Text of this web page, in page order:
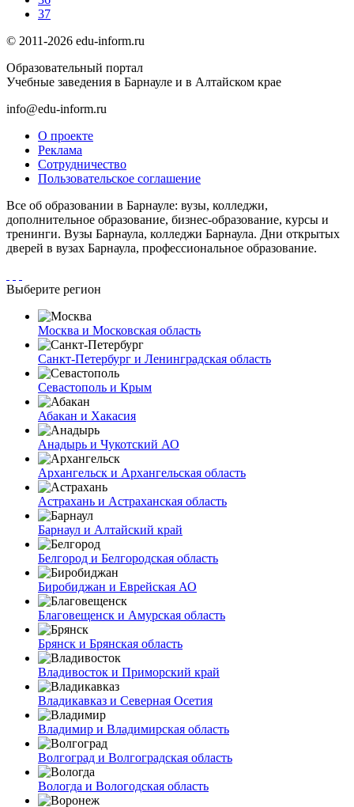
37
© 2011-2026 edu-inform.ru
Образовательный портал
Учебные заведения в Барнауле и в Алтайском крае
info@edu-inform.ru
О проекте
Реклама
Сотрудничество
Пользовательское соглашение
Все об образовании в Барнауле: вузы, колледжи,
дополнительное образование, бизнес-образование, курсы и
тренинги. Вузы Барнаула, колледжи Барнаула. Дни открытых
дверей в вузах Барнаула, профессиональное образование.
Выберите регион
Москва и Московская область
Санкт-Петербург и Ленинградская область
Севастополь и Крым
Абакан и Хакасия
Анадырь и Чукотский АО
Архангельск и Архангельская область
Астрахань и Астраханская область
Барнаул и Алтайский край
Белгород и Белгородская область
Биробиджан и Еврейская АО
Благовещенск и Амурская область
Брянск и Брянская область
Владивосток и Приморский край
Владикавказ и Северная Осетия
Владимир и Владимирская область
Волгоград и Волгоградская область
Вологда и Вологодская область